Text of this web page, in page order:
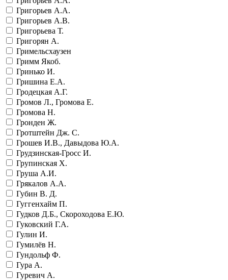
Григорьев А.А.
Григорьев А.В.
Григорьева Т.
Григорян А.
Гримельсхаузен
Гримм Якоб.
Гринько И.
Гришина Е.А.
Гродецкая А.Г.
Громов Л., Громова Е.
Громова Н.
Гронден Ж.
Гротштейн Дж. С.
Грошев И.В., Давыдова Ю.А.
Грудзинская-Гросс И.
Групинская Х.
Груша А.И.
Грякалов А.А.
Губин В. Д.
Гуггенхайм П.
Гудков Д.Б., Скороходова Е.Ю.
Гуковский Г.А.
Гулин И.
Гумилёв Н.
Гундольф Ф.
Гура А.
Гуревич А.